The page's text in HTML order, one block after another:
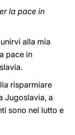
la pace in
alla mia
pace in
risparmiare
Jugoslavia, a
sono nel lutto e